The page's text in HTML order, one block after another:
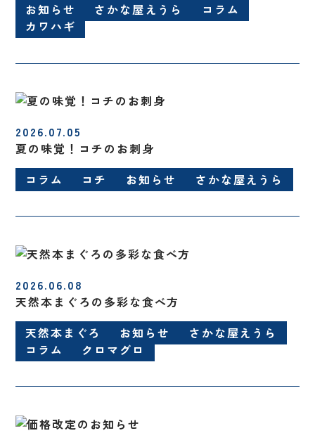
お知らせ
さかな屋えうら
コラム
カワハギ
2026.07.05
夏の味覚！コチのお刺身
コラム
コチ お知らせ さかな屋えうら
2026.06.08
天然本まぐろの多彩な食べ方
天然本まぐろ
お知らせ
さかな屋えうら
コラム
クロマグロ